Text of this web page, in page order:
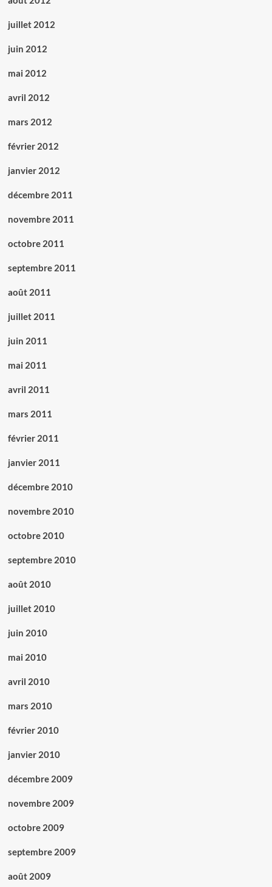
juillet 2012
juin 2012
mai 2012
avril 2012
mars 2012
février 2012
janvier 2012
décembre 2011
novembre 2011
octobre 2011
septembre 2011
août 2011
juillet 2011
juin 2011
mai 2011
avril 2011
mars 2011
février 2011
janvier 2011
décembre 2010
novembre 2010
octobre 2010
septembre 2010
août 2010
juillet 2010
juin 2010
mai 2010
avril 2010
mars 2010
février 2010
janvier 2010
décembre 2009
novembre 2009
octobre 2009
septembre 2009
août 2009